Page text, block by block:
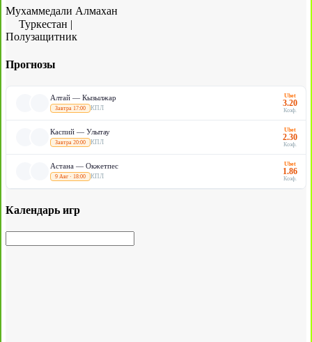
Мухаммедали Алмахан
Туркестан |
Полузащитник
Прогнозы
Алтай — Кызылжар
Завтра 17:00 КПЛ
Ubet
3.20
Коэф.
Каспий — Улытау
Завтра 20:00 КПЛ
Ubet
2.30
Коэф.
Астана — Окжетпес
9 Авг · 18:00 КПЛ
Ubet
1.86
Коэф.
Календарь игр